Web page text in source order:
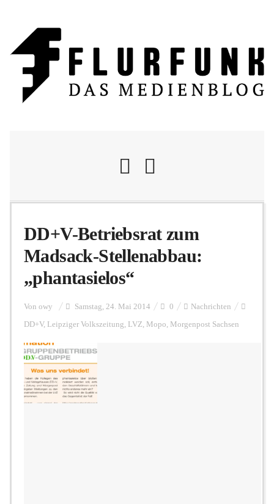
Nachrichten
Flurschelte
Personalien
FUNKTURM-Beiträge
DD+V-Betriebsrat zum
Madsack-Stellenabbau:
„phantasielos“
Von owy Samstag, 24. Mai 2014 0 Nachrichten
DD+V, Leipziger Volkszeitung, LVZ, Mopo, Morgenpost Sachsen